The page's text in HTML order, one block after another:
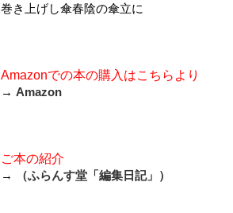
巻き上げし傘春陰の傘立に
Amazonでの本の購入はこちらより
→ Amazon
ご本の紹介
→
（ふらんす堂「編集日記」）